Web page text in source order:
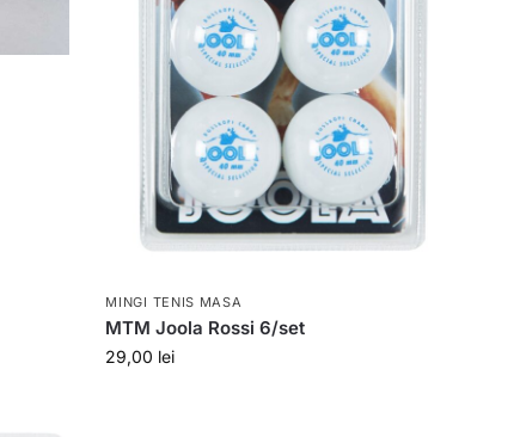
MINGI TENIS MASA
MTM Joola Rossi 6/set
29,00 lei